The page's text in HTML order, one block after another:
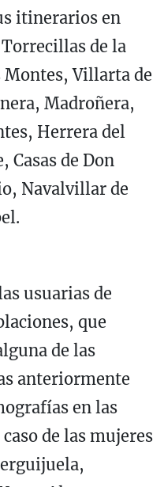
itinerarios en
de la
Montes, Villarta de
Madroñera,
Herrera del
Casas de Don
Navalvillar de
usuarias de
que
de las
anteriormente
en las
de las mujeres